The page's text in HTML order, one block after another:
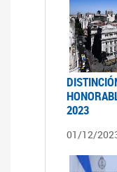
2023
01/12/